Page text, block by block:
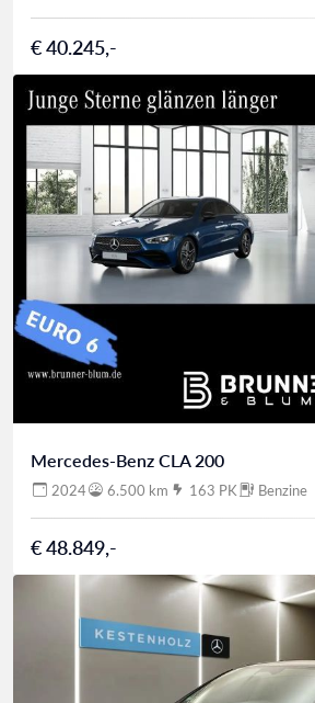
€ 40.245,-
Mercedes-Benz CLA 200
2024 6.500 km 163 PK Benzine
€ 48.849,-